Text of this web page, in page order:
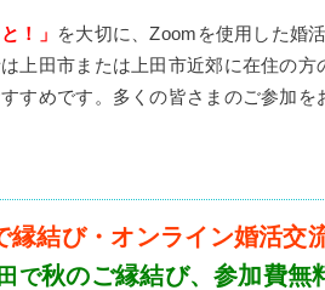
！ 」 を大切に、Zoomを使用した婚
上田市または上田市近郊に在住の方
すめです。多くの皆さ まのご参加を
縁結び・オンライン婚活交
で秋のご縁結び、参加費無